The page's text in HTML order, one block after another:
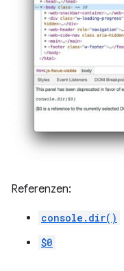
Referenzen:
console.dir()
$0